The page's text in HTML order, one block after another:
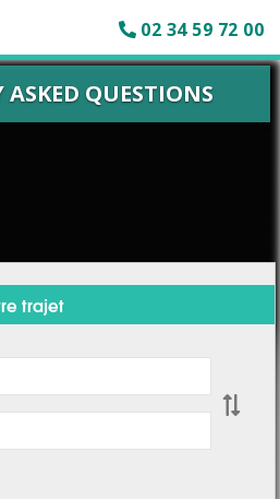
02 34 59 72 00
trajet
ASKED QUESTIONS